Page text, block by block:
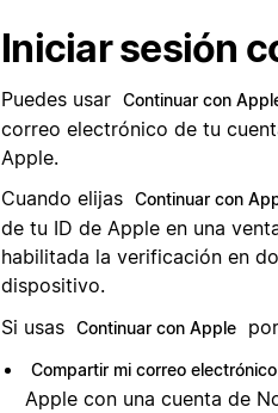
Iniciar sesión
Puedes usar Continuar con
correo electrónico de tu
Apple.
Cuando elijas Continuar con
de tu ID de Apple en una
habilitada la verificación en
dispositivo.
Si usas Continuar con Apple
Compartir mi correo electrónico
Apple con una cuenta de